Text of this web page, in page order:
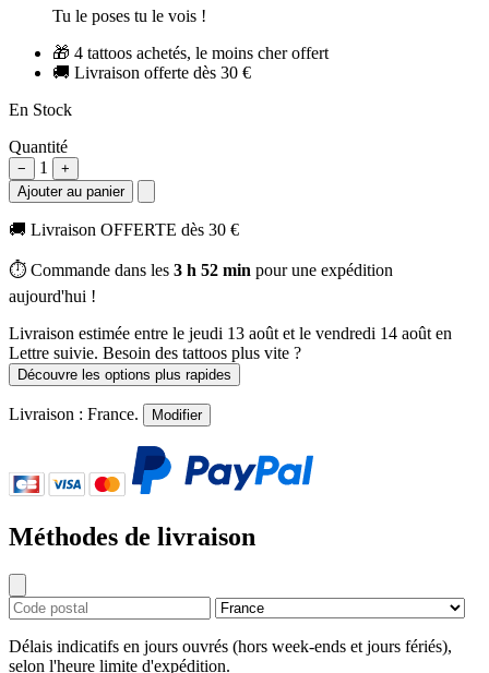
Tu le poses tu le vois !
🎁 4 tattoos achetés, le moins cher offert
🚚 Livraison offerte dès 30 €
En Stock
Quantité
− 1
+
Ajouter au panier
🚚 Livraison OFFERTE dès 30 €
⏱️ Commande dans les 3 h 52 min pour une expédition
aujourd'hui !
Livraison estimée entre le jeudi 13 août et le vendredi 14 août en
Lettre suivie. Besoin des tattoos plus vite ?
Découvre les options plus rapides
Livraison : France. Modifier
Méthodes de livraison
Délais indicatifs en jours ouvrés (hors week-ends et jours fériés),
selon l'heure limite d'expédition.